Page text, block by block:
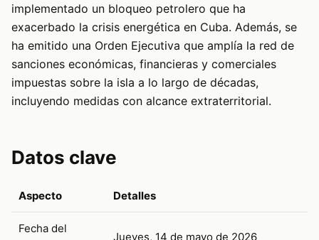
implementado un bloqueo petrolero que ha
exacerbado la crisis energética en Cuba. Además, se
ha emitido una Orden Ejecutiva que amplía la red de
sanciones económicas, financieras y comerciales
impuestas sobre la isla a lo largo de décadas,
incluyendo medidas con alcance extraterritorial.
Datos clave
Aspecto Detalles
Fecha del
Jueves, 14 de mayo de 2026